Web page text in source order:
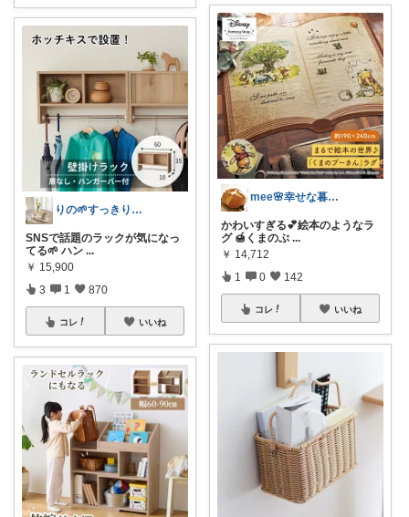
りの🌱すっきり×お気に入りの暮らし
SNSで話題のラックが気になっ
てる🌱 ハン ...
￥ 15,900
3 1 870
コレ いいね
mee🌸幸せな暮らし
かわいすぎる💕絵本のようなラ
グ 🍯くまのぷ ...
￥ 14,712
1 0 142
コレ いいね